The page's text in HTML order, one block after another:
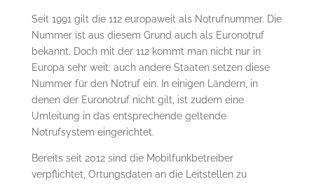
Seit 1991 gilt die 112 europaweit als Notrufnummer. Die
Nummer ist aus diesem Grund auch als Euronotruf
bekannt. Doch mit der 112 kommt man nicht nur in
Europa sehr weit: auch andere Staaten setzen diese
Nummer für den Notruf ein. In einigen Ländern, in
denen der Euronotruf nicht gilt, ist zudem eine
Umleitung in das entsprechende geltende
Notrufsystem eingerichtet.
Bereits seit 2012 sind die Mobilfunkbetreiber
verpflichtet, Ortungsdaten an die Leitstellen zu